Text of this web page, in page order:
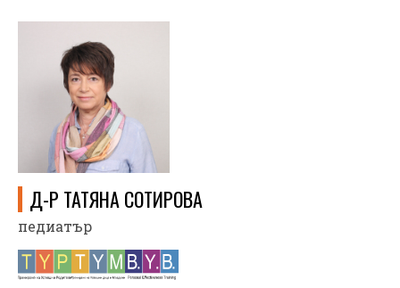
Д-Р ТАТЯНА СОТИРОВА
педиатър